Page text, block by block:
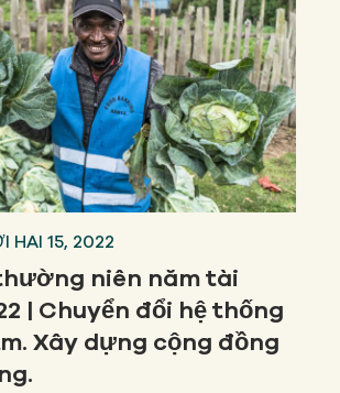
HAI 15, 2022
niên năm tài
| Chuyển đổi hệ thống
Xây dựng cộng đồng